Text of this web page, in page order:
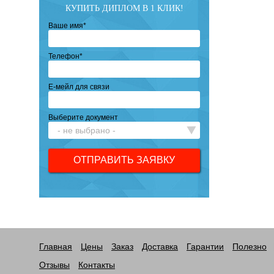
КУПИТЬ ДИПЛОМ В 1 КЛИК!
Ваше имя*
Телефон*
Е-мейл для связи
Выберите документ
Главная Цены Заказ Доставка Гарантии Полезно
Отзывы
Контакты